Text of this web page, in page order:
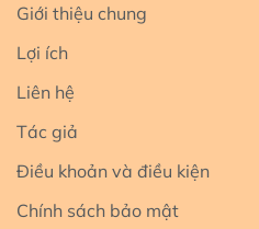
Giới thiệu chung
Lợi ích
Liên hệ
Tác giả
Điều khoản và điều kiện
Chính sách bảo mật